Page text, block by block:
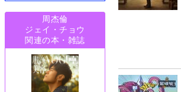
周杰倫
ジェイ・チョウ
関連の本・雑誌